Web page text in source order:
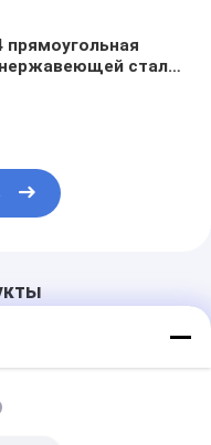
прямоугольная
стали